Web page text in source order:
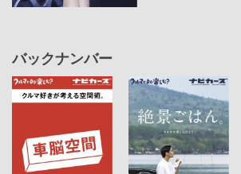
バックナンバー